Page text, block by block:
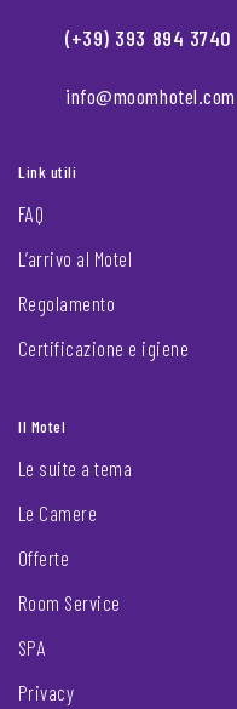
(+39) 393 894 3740
info@moomhotel.com
Link utili
FAQ
L’arrivo al Motel
Regolamento
Certificazione e igiene
Il Motel
Le suite a tema
Le Camere
Offerte
Room Service
SPA
Privacy